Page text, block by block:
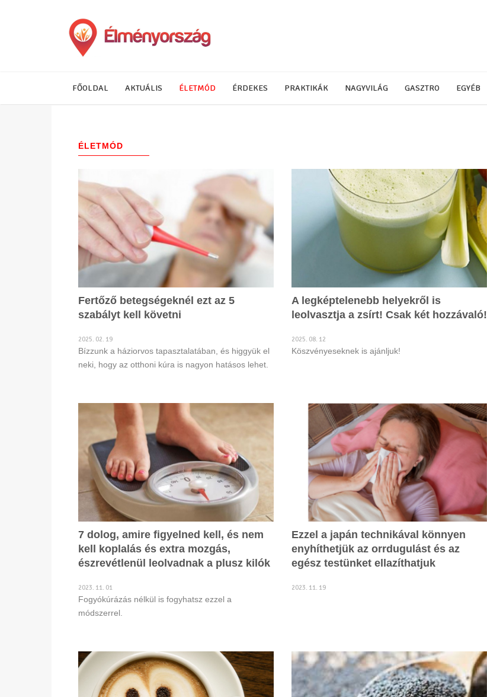
FŐOLDAL AKTUÁLIS ÉLETMÓD ÉRDEKES PRAKTIKÁK NAGYVILÁG GASZTRO EGYÉB
ÉLETMÓD
Fertőző betegségeknél ezt az 5
szabályt kell követni
2025. 02. 19
Bízzunk a háziorvos tapasztalatában, és higgyük el
neki, hogy az otthoni kúra is nagyon hatásos lehet.
A legképtelenebb helyekről is
leolvasztja a zsírt! Csak két hozzávaló!
2025. 08. 12
Köszvényeseknek is ajánljuk!
7 dolog, amire figyelned kell, és nem
kell koplalás és extra mozgás,
észrevétlenül leolvadnak a plusz kilók
2023. 11. 01
Fogyókúrázás nélkül is fogyhatsz ezzel a
módszerrel.
Ezzel a japán technikával könnyen
enyhíthetjük az orrdugulást és az
egész testünket ellazíthatjuk
2023. 11. 19